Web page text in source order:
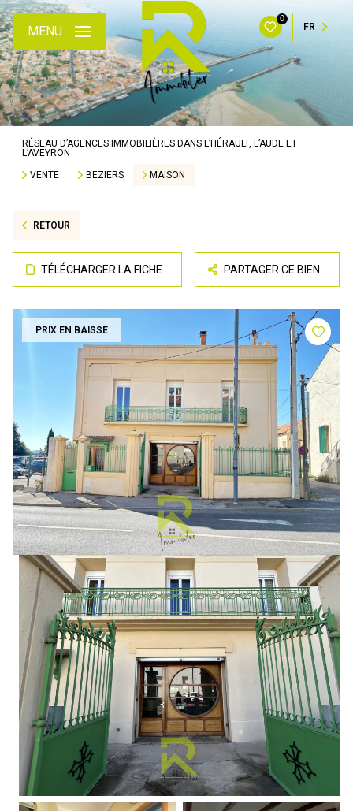
0
FR
MENU
RÉSEAU D’AGENCES IMMOBILIÈRES DANS L’HÉRAULT, L’AUDE ET
L’AVEYRON
VENTE
BEZIERS MAISON
RETOUR
TÉLÉCHARGER LA FICHE PARTAGER CE BIEN
PRIX EN BAISSE